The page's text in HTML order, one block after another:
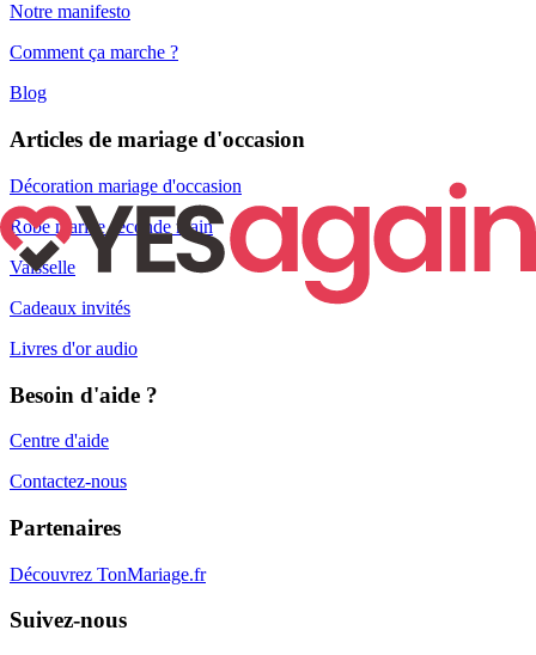
Notre manifesto
Comment ça marche ?
Blog
Articles de mariage d'occasion
Décoration mariage d'occasion
Robe mariée seconde main
Vaisselle
Cadeaux invités
Livres d'or audio
Besoin d'aide ?
Centre d'aide
Contactez-nous
Partenaires
Découvrez TonMariage.fr
Suivez-nous